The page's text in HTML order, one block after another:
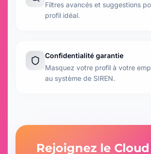
Filtres avancés et suggestions
profil idéal.
Confidentialité garantie
Masquez votre profil à votre
au système de SIREN.
Rejoignez le